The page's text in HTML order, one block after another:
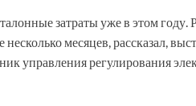
затраты уже в этом
месяцев, рассказал,
управления регулирования